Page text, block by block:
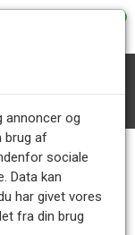
showroom
aftale - Hverdage
annoncer og
brug af
sociale
Data kan
har givet vores
fra din brug